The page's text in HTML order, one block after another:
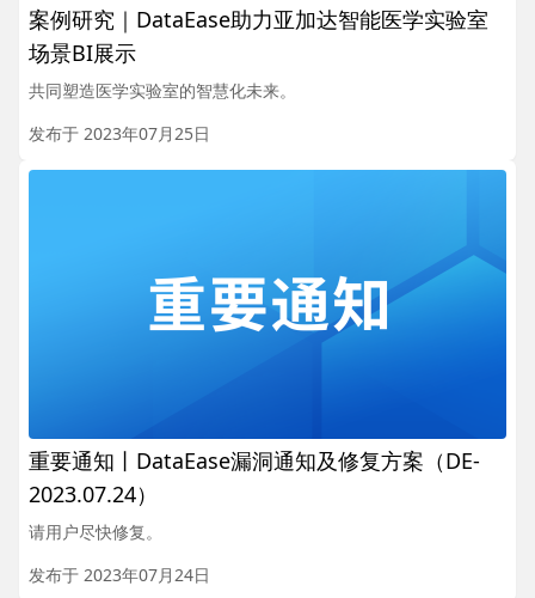
案例研究｜DataEase助力亚加达智能医学实验室
场景BI展示
共同塑造医学实验室的智慧化未来。
发布于 2023年07月25日
重要通知丨DataEase漏洞通知及修复方案（DE-
2023.07.24）
请用户尽快修复。
发布于 2023年07月24日